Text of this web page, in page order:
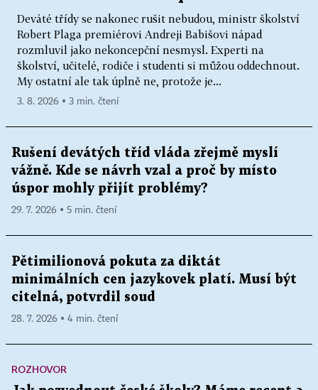
Deváté třídy se nakonec rušit nebudou, ministr školství
Robert Plaga premiérovi Andreji Babišovi nápad
rozmluvil jako nekoncepční nesmysl. Experti na
školství, učitelé, rodiče i studenti si můžou oddechnout.
My ostatní ale tak úplně ne, protože je...
3. 8. 2026 ▪ 3 min. čtení
Rušení devátých tříd vláda zřejmě myslí
vážně. Kde se návrh vzal a proč by místo
úspor mohly přijít problémy?
29. 7. 2026 ▪ 5 min. čtení
Pětimilionová pokuta za diktát
minimálních cen jazykovek platí. Musí být
citelná, potvrdil soud
28. 7. 2026 ▪ 4 min. čtení
ROZHOVOR